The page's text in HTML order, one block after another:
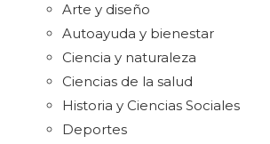
Arte y diseño
Autoayuda y bienestar
Ciencia y naturaleza
Ciencias de la salud
Historia y Ciencias Sociales
Deportes